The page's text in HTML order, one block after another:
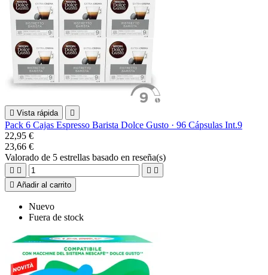
 Vista rápida 
Pack 6 Cajas Espresso Barista Dolce Gusto · 96 Cápsulas Int.9
22,95 €
23,66 €
Valorado de 5 estrellas basado en reseña(s)
   
 Añadir al carrito
Nuevo
Fuera de stock